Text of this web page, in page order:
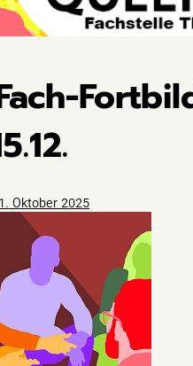
Suche
Oktober 2025